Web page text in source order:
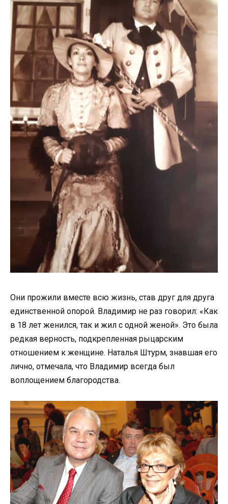
Они прожили вместе всю жизнь, став друг для друга
единственной опорой. Владимир не раз говорил: «Как
в 18 лет женился, так и жил с одной женой». Это была
редкая верность, подкрепленная рыцарским
отношением к женщине. Наталья Штурм, знавшая его
лично, отмечала, что Владимир всегда был
воплощением благородства.